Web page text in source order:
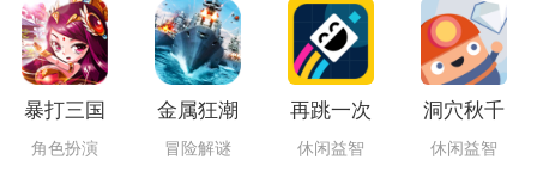
暴打三国
角色扮演
金属狂潮
冒险解谜
再跳一次
休闲益智
洞穴秋千
休闲益智